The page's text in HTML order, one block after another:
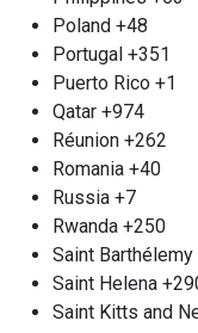
точность весов,
честности
пункт приёма
необходимости
к вам.
преображайте
Демонтаж
Мы рады
Poland +48
Portugal +351
Puerto Rico +1
Qatar +974
Réunion +262
Romania +40
Russia +7
Rwanda +250
Saint Barthélemy
Saint Helena
Saint Kitts and